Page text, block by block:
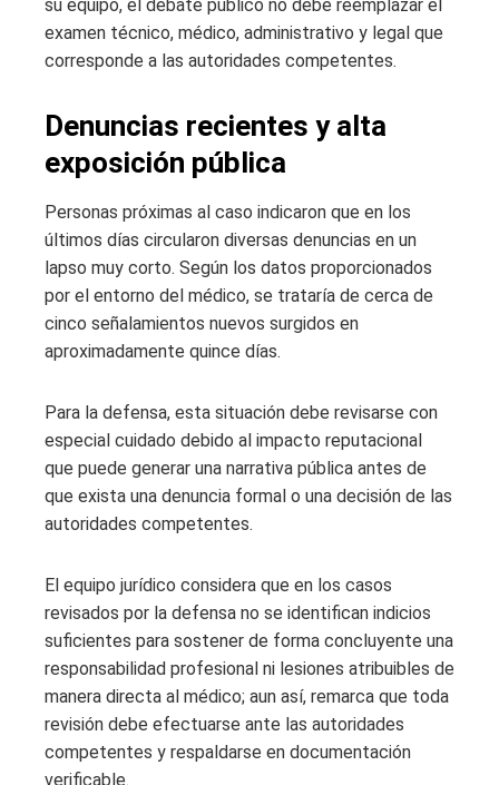
su equipo, el debate público no debe reemplazar el
examen técnico, médico, administrativo y legal que
corresponde a las autoridades competentes.
Denuncias recientes y alta
exposición pública
Personas próximas al caso indicaron que en los
últimos días circularon diversas denuncias en un
lapso muy corto. Según los datos proporcionados
por el entorno del médico, se trataría de cerca de
cinco señalamientos nuevos surgidos en
aproximadamente quince días.
Para la defensa, esta situación debe revisarse con
especial cuidado debido al impacto reputacional
que puede generar una narrativa pública antes de
que exista una denuncia formal o una decisión de las
autoridades competentes.
El equipo jurídico considera que en los casos
revisados por la defensa no se identifican indicios
suficientes para sostener de forma concluyente una
responsabilidad profesional ni lesiones atribuibles de
manera directa al médico; aun así, remarca que toda
revisión debe efectuarse ante las autoridades
competentes y respaldarse en documentación
verificable.